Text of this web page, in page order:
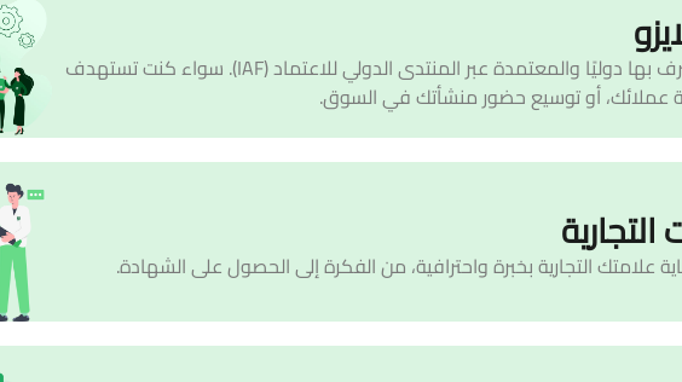
جميع شهادات الايزو المعترف بها دوليًا والمعتمدة عبر المنتدى الدولي للاعتماد (IAF). سواء كنت تستهدف
عملائك، أو توسيع حضور منشأتك في السوق.
علامتك التجارية بخبرة واحترافية، من الفكرة إلى الحصول على الشهادة.